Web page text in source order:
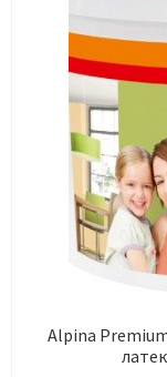
Alpina